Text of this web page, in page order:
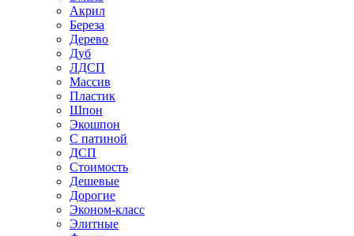
Акрил
Береза
Дерево
Дуб
ЛДСП
Массив
Пластик
Шпон
Экошпон
С патиной
ДСП
Стоимость
Дешевые
Дорогие
Эконом-класс
Элитные